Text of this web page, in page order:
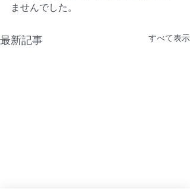
ませんでした。
最新記事 すべて表示